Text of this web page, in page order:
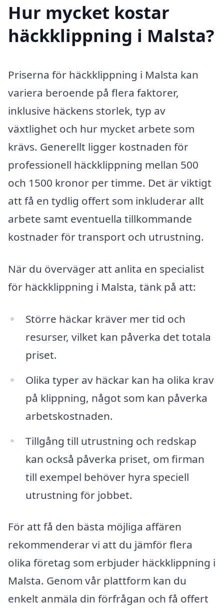
Hur mycket kostar
häckklippning i Malsta?
Priserna för häckklippning i Malsta kan
variera beroende på flera faktorer,
inklusive häckens storlek, typ av
växtlighet och hur mycket arbete som
krävs. Generellt ligger kostnaden för
professionell häckklippning mellan 500
och 1500 kronor per timme. Det är viktigt
att få en tydlig offert som inkluderar allt
arbete samt eventuella tillkommande
kostnader för transport och utrustning.
När du överväger att anlita en specialist
för häckklippning i Malsta, tänk på att:
Större häckar kräver mer tid och
resurser, vilket kan påverka det totala
priset.
Olika typer av häckar kan ha olika krav
på klippning, något som kan påverka
arbetskostnaden.
Tillgång till utrustning och redskap
kan också påverka priset, om firman
till exempel behöver hyra speciell
utrustning för jobbet.
För att få den bästa möjliga affären
rekommenderar vi att du jämför flera
olika företag som erbjuder häckklippning i
Malsta. Genom vår plattform kan du
enkelt anmäla din förfrågan och få offert